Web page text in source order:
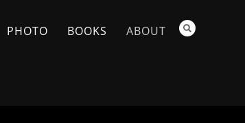
PHOTO BOOKS ABOUT